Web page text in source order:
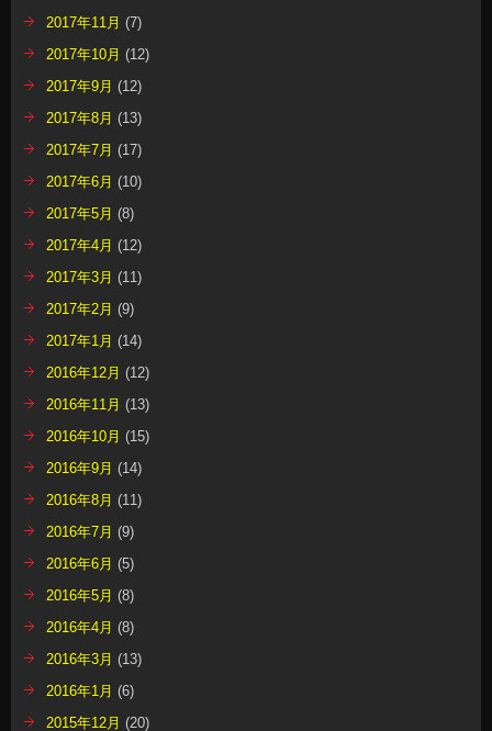
2017年11月 (7)
2017年10月 (12)
2017年9月 (12)
2017年8月 (13)
2017年7月 (17)
2017年6月 (10)
2017年5月 (8)
2017年4月 (12)
2017年3月 (11)
2017年2月 (9)
2017年1月 (14)
2016年12月 (12)
2016年11月 (13)
2016年10月 (15)
2016年9月 (14)
2016年8月 (11)
2016年7月 (9)
2016年6月 (5)
2016年5月 (8)
2016年4月 (8)
2016年3月 (13)
2016年1月 (6)
2015年12月 (20)